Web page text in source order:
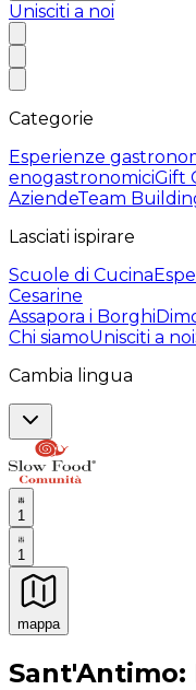
Unisciti a noi
Categorie
Esperienze
enogastronomiciGift
AziendeTeam
Lasciati ispirare
Scuole di Cucina
Cesarine
Assapora i Borghi
Chi siamoUnisciti a noi
Cambia lingua
1
1
mappa
Esperienze culinarie
Sant'Antimo: